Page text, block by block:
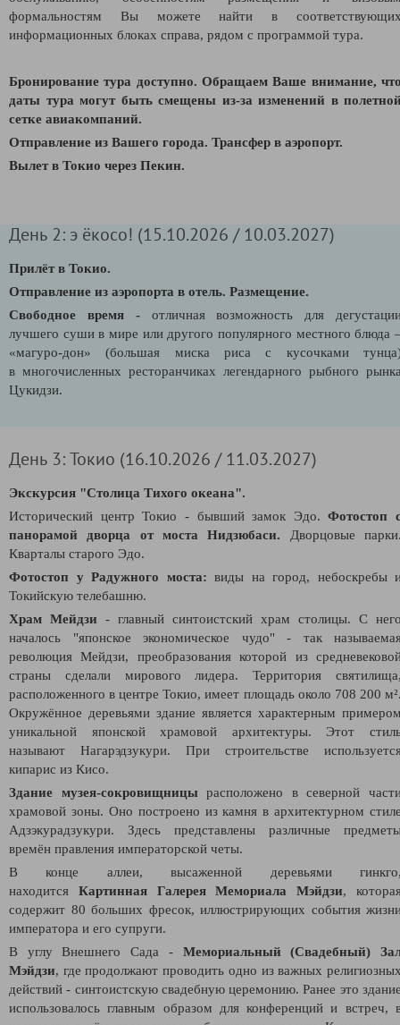
формальностям Вы можете найти в
информационных блоках справа, рядом с программой тура.
Бронирование тура доступно. Обращаем Ваше внимание,
даты тура могут быть смещены из-за изменений в
сетке авиакомпаний.
Отправление из Вашего города. Трансфер в аэропорт.
Вылет в Токио через Пекин.
День 2: э ёкосо! (15.10.2026 / 10.03.2027)
Прилёт в Токио.
Отправление из аэропорта в отель. Размещение.
Свободное время - отличная возможность для
лучшего суши в мире или другого популярного местного блюда
«магуро-дон» (большая миска риса с кусочками
в многочисленных ресторанчиках легендарного рыбного
Цукидзи.
День 3: Токио (16.10.2026 / 11.03.2027)
Экскурсия "Столица Тихого океана".
Исторический центр Токио - бывший замок Эдо.Фотостоп
панорамой дворца от моста Нидзюбаси. Дворцовые
Кварталы старого Эдо.
Фотостоп у Радужного моста: виды на город, небоскребы
Токийскую телебашню.
Храм Мейдзи - главный синтоистский храм столицы. С
началось "японское экономическое чудо" - так
революция Мейдзи, преобразования которой из
страны сделали мирового лидера.Территория
расположенного в центре Токио, имеет площадь около 708 200
Окружённое деревьями здание является характерным
уникальной японской храмовой архитектуры. Этот
называют Нагарэдзукури. При строительстве
кипарис из Кисо.
Здание музея-сокровищницы расположено в северной
храмовой зоны. Оно построено из камня в архитектурном
Адзэкурадзукури. Здесь представлены различные
времён правления императорской четы.
В конце аллеи, высаженной деревьями
находится Картинная Галерея Мемориала Мэйдзи,
содержит 80 больших фресок, иллюстрирующих события
императора и его супруги.
В углу Внешнего Сада - Мемориальный (Свадебный)
Мэйдзи, где продолжают проводить одно из важных
действий - синтоистскую свадебную церемонию. Ранее это
использовалось главным образом для конференций и встреч,